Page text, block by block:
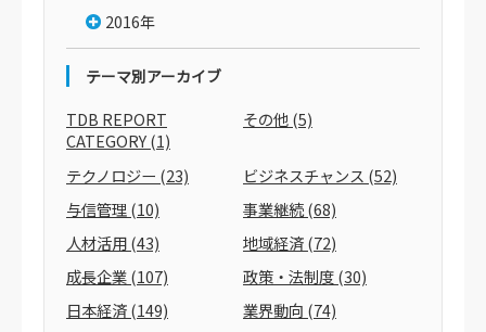
2016年
テーマ別アーカイブ
TDB REPORT
CATEGORY(1)
その他(5)
テクノロジー (23) ビジネスチャンス (52)
与信管理(10) 事業継続(68)
人材活用(43) 地域経済(72)
成長企業(107) 政策・法制度(30)
日本経済(149) 業界動向 (74)